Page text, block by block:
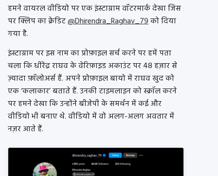
हमने वायरल वीडियो पर एक इंस्टाग्राम वॉटरमार्क देखा जिस
पर क्लिप का क्रेडिट@Dhirendra_Raghav_79को दिया
गया है.
इंस्टाग्राम पर इस नाम का प्रोफ़ाइल सर्च करने पर हमें पता
चला कि धीरेंद्र राघव के वेरिफ़ाइड अकाउंट पर 48 हज़ार से
ज़्यादा फ़ॉलोअर्स हैं. अपने प्रोफ़ाइल बायो में राघव खुद को
एक ‘कलाकार’ बताते हैं. उनकी टाइमलाइन को स्क्रॉल करने
पर हमने देखा कि उन्होंने बीजेपी के समर्थन में कई और
वीडियो भी बनाए थे. वीडियो में वो अलग-अलग अवतार में
नज़र आते हैं.